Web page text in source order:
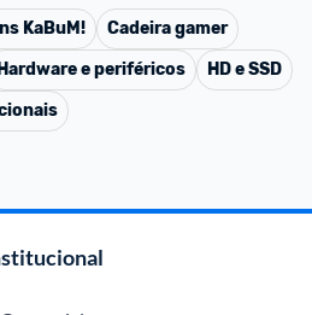
KaBuM!
Cadeira gamer
Hardware e periféricos
HD e SSD